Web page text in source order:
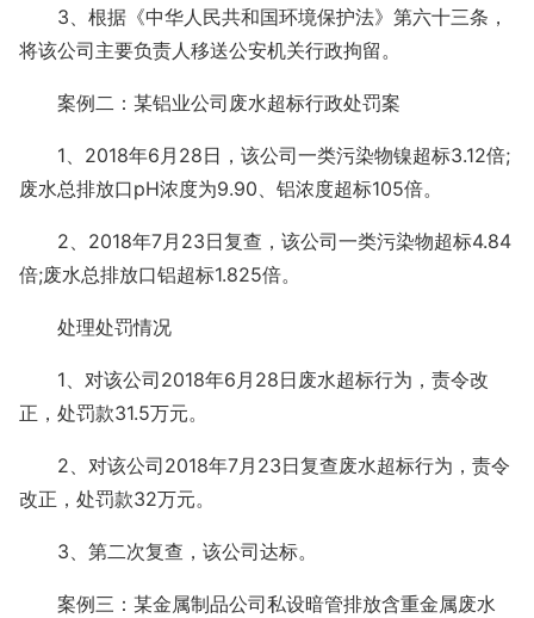
3、根据《中华人民共和国环境保护法》第六十三条，
将该公司主要负责人移送公安机关行政拘留。
案例二：某铝业公司废水超标行政处罚案
1、2018年6月28日，该公司一类污染物镍超标3.12倍;
废水总排放口pH浓度为9.90、铝浓度超标105倍。
2、2018年7月23日复查，该公司一类污染物超标4.84
倍;废水总排放口铝超标1.825倍。
处理处罚情况
1、对该公司2018年6月28日废水超标行为，责令改
正，处罚款31.5万元。
2、对该公司2018年7月23日复查废水超标行为，责令
改正，处罚款32万元。
3、第二次复查，该公司达标。
案例三：某金属制品公司私设暗管排放含重金属废水